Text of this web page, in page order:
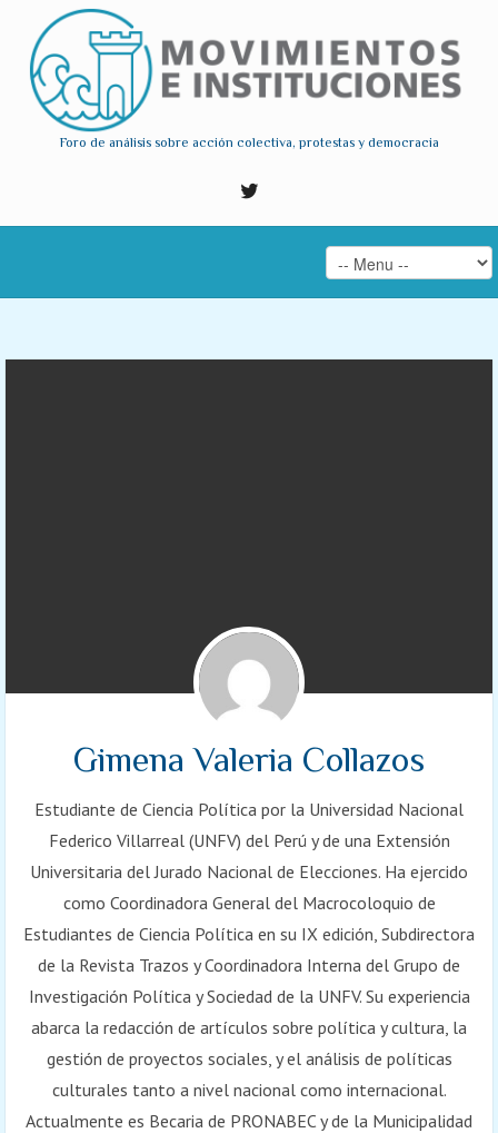
Foro de análisis sobre acción colectiva, protestas y democracia
Gimena Valeria Collazos
Estudiante de Ciencia Política por la Universidad Nacional
Federico Villarreal (UNFV) del Perú y de una Extensión
Universitaria del Jurado Nacional de Elecciones. Ha ejercido
como Coordinadora General del Macrocoloquio de
Estudiantes de Ciencia Política en su IX edición, Subdirectora
de la Revista Trazos y Coordinadora Interna del Grupo de
Investigación Política y Sociedad de la UNFV. Su experiencia
abarca la redacción de artículos sobre política y cultura, la
gestión de proyectos sociales, y el análisis de políticas
culturales tanto a nivel nacional como internacional.
Actualmente es Becaria de PRONABEC y de la Municipalidad